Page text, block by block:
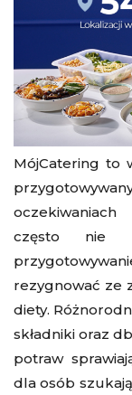
MójCatering to
często nie
rezygnować ze
diety.
składniki oraz
potraw
dla osób